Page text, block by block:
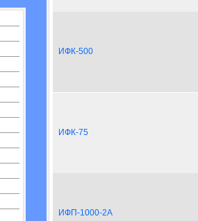
ИФК-500
ИФК-75
ИФП-1000-2А